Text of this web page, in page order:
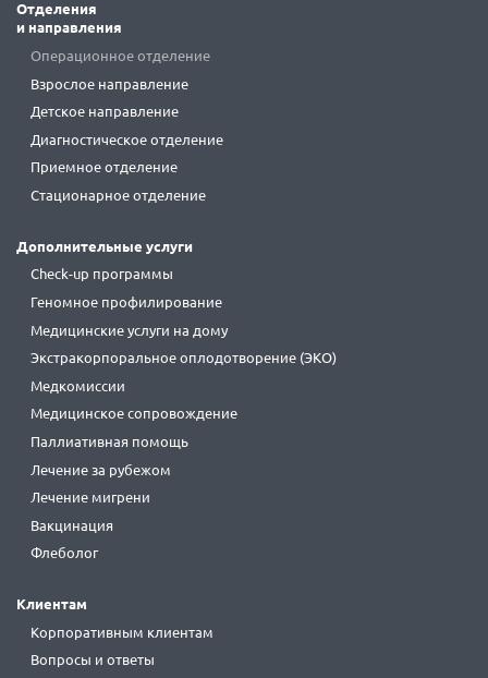
Отделения
и направления
Операционное отделение
Взрослое направление
Детское направление
Диагностическое отделение
Приемное отделение
Стационарное отделение
Дополнительные услуги
Check-up программы
Геномное профилирование
Медицинские услуги на дому
Экстракорпоральное оплодотворение (ЭКО)
Медкомиссии
Медицинское сопровождение
Паллиативная помощь
Лечение за рубежом
Лечение мигрени
Вакцинация
Флеболог
Клиентам
Корпоративным клиентам
Вопросы и ответы